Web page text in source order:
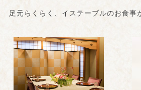
足元らくらく、イステーブルのお食事